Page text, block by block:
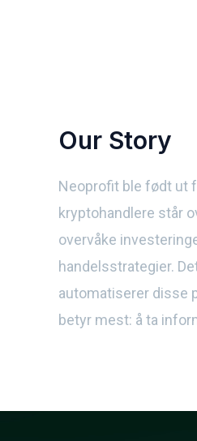
Our Story
Neoprofit ble født ut
kryptohandlere står
overvåke
handelsstrategier.
automatiserer disse
betyr mest: å ta